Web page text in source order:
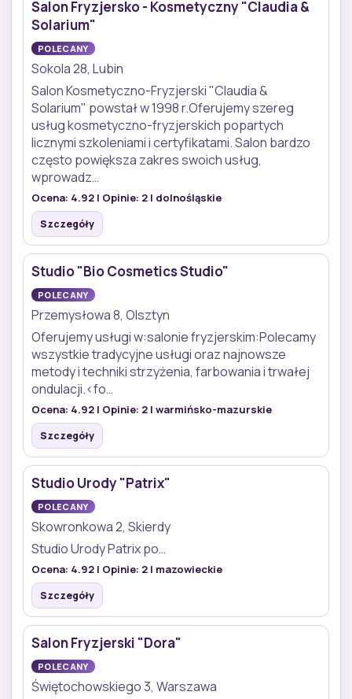
Salon Fryzjersko - Kosmetyczny "Claudia &
Solarium"
POLECANY
Sokola 28, Lubin
Salon Kosmetyczno-Fryzjerski "Claudia &
Solarium" powstał w 1998 r.Oferujemy szereg
usług kosmetyczno-fryzjerskich popartych
licznymi szkoleniami i certyfikatami. Salon bardzo
często powiększa zakres swoich usług,
wprowadz…
Ocena: 4.92 | Opinie: 2 | dolnośląskie
Szczegóły
Studio "Bio Cosmetics Studio"
POLECANY
Przemysłowa 8, Olsztyn
Oferujemy usługi w:salonie fryzjerskim:Polecamy
wszystkie tradycyjne usługi oraz najnowsze
metody i techniki strzyżenia, farbowania i trwałej
ondulacji.<fo…
Ocena: 4.92 | Opinie: 2 | warmińsko-mazurskie
Szczegóły
Studio Urody "Patrix"
POLECANY
Skowronkowa 2, Skierdy
Studio Urody Patrix po…
Ocena: 4.92 | Opinie: 2 | mazowieckie
Szczegóły
Salon Fryzjerski "Dora"
POLECANY
Świętochowskiego 3, Warszawa